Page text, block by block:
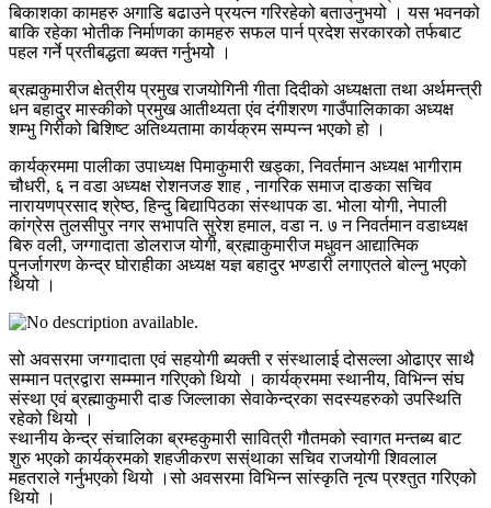
बिकाशका कामहरु अगाडि बढाउने प्रयत्न गरिरहेको बताउनुभयो । यस भवनको
बाकि रहेका भोतीक निर्माणका कामहरु सफल पार्न प्रदेश सरकारको तर्फबाट
पहल गर्ने प्रतीबद्धता ब्यक्त गर्नुभयोे ।
ब्रह्मकुमारीज क्षेत्रीय प्रमुख राजयोगिनी गीता दिदीको अध्यक्षता तथा अर्थमन्त्री
धन बहादुर मास्कीको प्रमुख आतीथ्यता एंव दंगीशरण गाउँपालिकाका अध्यक्ष
शम्भु गिरीको बिशिष्ट अतिथ्यतामा कार्यक्रम सम्पन्न भएको हो ।
कार्यक्रममा पालीका उपाध्यक्ष पिमाकुमारी खड्का, निवर्तमान अध्यक्ष भागीराम
चौधरी, ६ न वडा अध्यक्ष रोशनजङ शाह , नागरिक समाज दाङका सचिव
नारायणप्रसाद श्रेष्ठ, हिन्दु बिद्यापिठका संस्थापक डा. भोला योगी, नेपाली
कांग्रेस तुलसीपुर नगर सभापति सुरेश हमाल, वडा न. ७ न निवर्तमान वडाध्यक्ष
बिरु वली, जग्गादाता डोलराज योगी, ब्रह्माकुमारीज मधुवन आद्यात्मिक
पुनर्जागरण केन्द्र घोराहीका अध्यक्ष यज्ञ बहादुर भण्डारी लगाएतले बोल्नु भएको
थियो ।
सो अवसरमा जग्गादाता एवं सहयोगी ब्यक्ती र संस्थालाई दोसल्ला ओढाएर साथै
सम्मान पत्रद्वारा सम्म्मान गरिएको थियो । कार्यक्रममा स्थानीय, विभिन्न संघ
संस्था एवं ब्रह्माकुमारी दाङ जिल्लाका सेवाकेन्द्रका सदस्यहरुको उपस्थिति
रहेको थियो ।
स्थानीय केन्द्र संचालिका ब्रम्हकुमारी सावित्री गौतमको स्वागत मन्तब्य बाट
शुरु भएको कार्यक्रमको शहजीकरण सस्ंथाका सचिव राजयोगी शिवलाल
महतराले गर्नुभएको थियो ।सो अवसरमा विभिन्न सांस्कृति नृत्य प्रश्तुत गरिएको
थियो ।